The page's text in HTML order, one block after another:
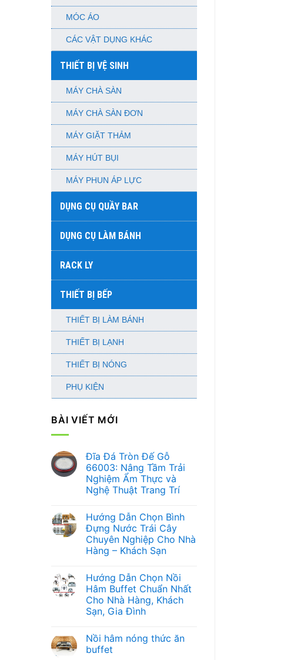
MÓC ÁO
CÁC VẬT DỤNG KHÁC
THIẾT BỊ VỆ SINH
MÁY CHÀ SÀN
MÁY CHÀ SÀN ĐƠN
MÁY GIẶT THẢM
MÁY HÚT BỤI
MÁY PHUN ÁP LỰC
DỤNG CỤ QUẦY BAR
DỤNG CỤ LÀM BÁNH
RACK LY
THIẾT BỊ BẾP
THIẾT BỊ LÀM BÁNH
THIẾT BỊ LẠNH
THIẾT BỊ NÓNG
PHỤ KIỆN
BÀI VIẾT MỚI
Đĩa Đá Tròn Đế Gỗ
66003: Nâng Tầm Trải
Nghiệm Ẩm Thực và
Nghệ Thuật Trang Trí
bình
luận
ở
Đĩa
Đá
Tròn
66003:
Nâng
Tầm
Trải
Nghiệm
Ẩm
Nghệ
Thuật
Trang
Hướng Dẫn Chọn Bình
Đựng Nước Trái Cây
Chuyên Nghiệp Cho Nhà
Hàng – Khách Sạn
bình
luận
ở
Hướng
Dẫn
Chọn
Nước
Trái
Cây
Hướng Dẫn Chọn Nồi
Hâm Buffet Chuẩn Nhất
Cho Nhà Hàng, Khách
Sạn, Gia Đình
bình
luận
ở
Nồi hâm nóng thức ăn
buffet